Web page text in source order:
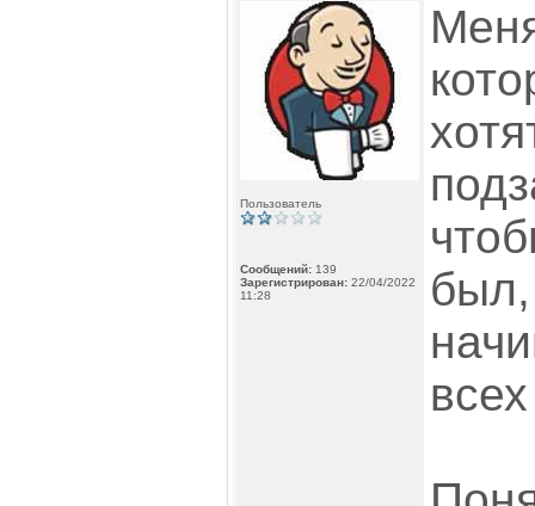
Пользователь
Сообщений: 139
Зарегистрирован: 22/04/2022
11:28
был,